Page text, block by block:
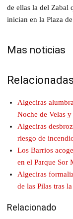
de ellas la del Zabal
inician en la Plaza
Mas noticias
Relacionadas
Algeciras
Noche de Velas y
Algeciras
riesgo de
Los Barrios
en el Parque Sor
Algeciras
de las Pilas tras
Relacionado